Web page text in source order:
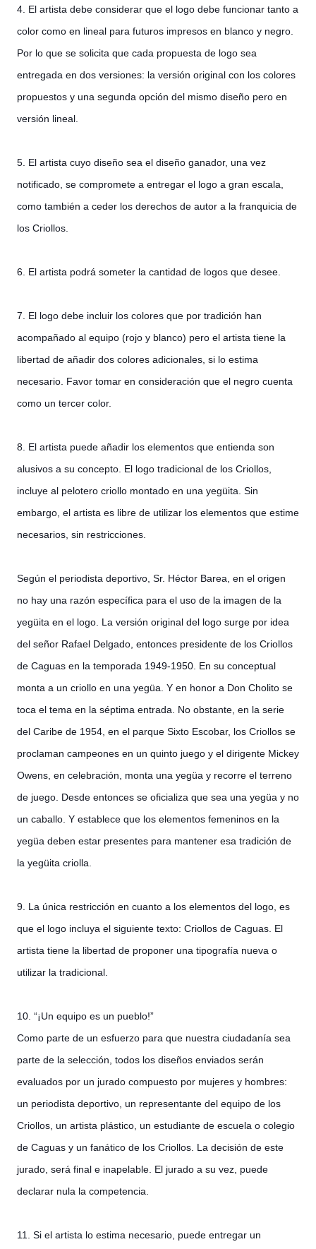
4. El artista debe considerar que el logo debe funcionar tanto a
color como en lineal para futuros impresos en blanco y negro.
Por lo que se solicita que cada propuesta de logo sea
entregada en dos versiones: la versión original con los colores
propuestos y una segunda opción del mismo diseño pero en
versión lineal.
5. El artista cuyo diseño sea el diseño ganador, una vez
notificado, se compromete a entregar el logo a gran escala,
como también a ceder los derechos de autor a la franquicia de
los Criollos.
6. El artista podrá someter la cantidad de logos que desee.
7. El logo debe incluir los colores que por tradición han
acompañado al equipo (rojo y blanco) pero el artista tiene la
libertad de añadir dos colores adicionales, si lo estima
necesario. Favor tomar en consideración que el negro cuenta
como un tercer color.
8. El artista puede añadir los elementos que entienda son
alusivos a su concepto. El logo tradicional de los Criollos,
incluye al pelotero criollo montado en una yegüita. Sin
embargo, el artista es libre de utilizar los elementos que estime
necesarios, sin restricciones.
Según el periodista deportivo, Sr. Héctor Barea, en el origen
no hay una razón específica para el uso de la imagen de la
yegüita en el logo. La versión original del logo surge por idea
del señor Rafael Delgado, entonces presidente de los Criollos
de Caguas en la temporada 1949-1950. En su conceptual
monta a un criollo en una yegüa. Y en honor a Don Cholito se
toca el tema en la séptima entrada. No obstante, en la serie
del Caribe de 1954, en el parque Sixto Escobar, los Criollos se
proclaman campeones en un quinto juego y el dirigente Mickey
Owens, en celebración, monta una yegüa y recorre el terreno
de juego. Desde entonces se oficializa que sea una yegüa y no
un caballo. Y establece que los elementos femeninos en la
yegüa deben estar presentes para mantener esa tradición de
la yegüita criolla.
9. La única restricción en cuanto a los elementos del logo, es
que el logo incluya el siguiente texto: Criollos de Caguas. El
artista tiene la libertad de proponer una tipografía nueva o
utilizar la tradicional.
10. “¡Un equipo es un pueblo!”
Como parte de un esfuerzo para que nuestra ciudadanía sea
parte de la selección, todos los diseños enviados serán
evaluados por un jurado compuesto por mujeres y hombres:
un periodista deportivo, un representante del equipo de los
Criollos, un artista plástico, un estudiante de escuela o colegio
de Caguas y un fanático de los Criollos. La decisión de este
jurado, será final e inapelable. El jurado a su vez, puede
declarar nula la competencia.
11. Si el artista lo estima necesario, puede entregar un